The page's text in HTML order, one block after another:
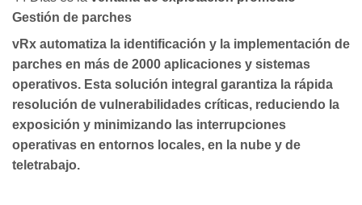
Gestión de parches
vRx automatiza la identificación y la implementación de
parches en más de 2000 aplicaciones y sistemas
operativos. Esta solución integral garantiza la rápida
resolución de vulnerabilidades críticas, reduciendo la
exposición y minimizando las interrupciones
operativas en entornos locales, en la nube y de
teletrabajo.